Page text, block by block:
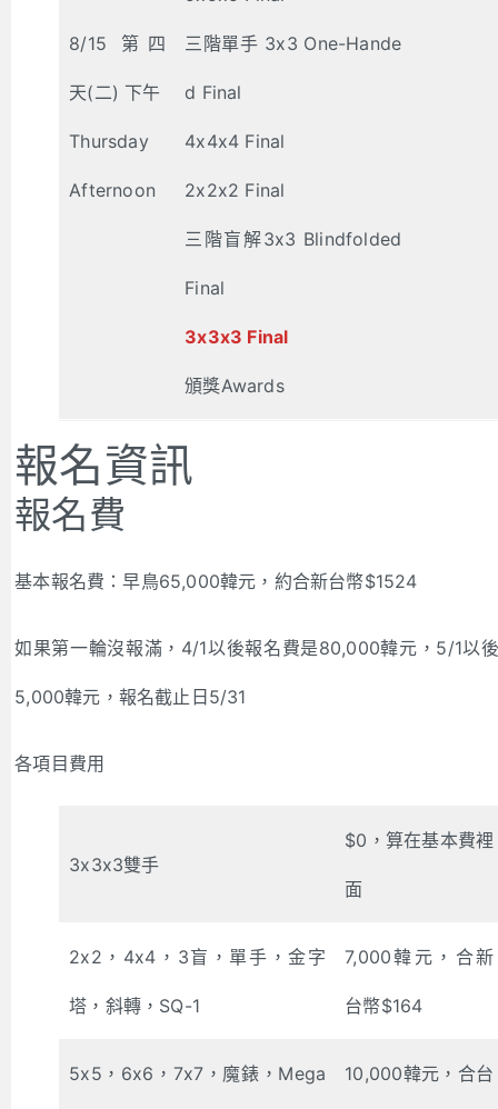
8/15 第四
天(二) 下午
Thursday
Afternoon
三階單手 3x3 One-Hande
d Final
4x4x4 Final
2x2x2 Final
三階盲解3x3 Blindfolded
Final
3x3x3 Final
頒獎Awards
報名資訊
報名費
基本報名費：早鳥65,000韓元，約合新台幣$1524
如果第一輪沒報滿，4/1以後報名費是80,000韓元，5/1以
5,000韓元，報名截止日5/31
各項目費用
3x3x3雙手
$0，算在基本費裡
面
2x2，4x4，3盲，單手，金字
塔，斜轉，SQ-1
7,000韓元，合新
台幣$164
5x5，6x6，7x7，魔錶，Mega 10,000韓元，合台